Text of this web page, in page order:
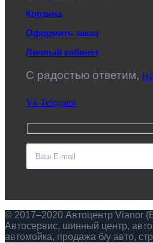
Корзина
Оформить заказ
Личный кабинет
C радостью ответим,
Vk Telegram
© 2017–2020 Автоцентр Vianor
Автосервис, шинный центр,
автомойка, продажа б/у авто,